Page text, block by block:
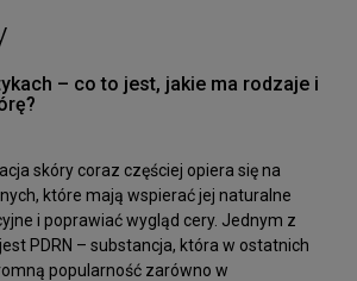
– co to jest, jakie ma rodzaje i
skóry coraz częściej opiera się na
które mają wspierać jej naturalne
i poprawiać wygląd cery. Jednym z
PDRN – substancja, która w ostatnich
popularność zarówno w